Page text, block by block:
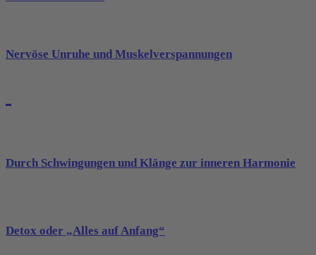
Nervöse Unruhe und Muskelverspannungen
Durch Schwingungen und Klänge zur inneren Harmonie
Detox oder „Alles auf Anfang“